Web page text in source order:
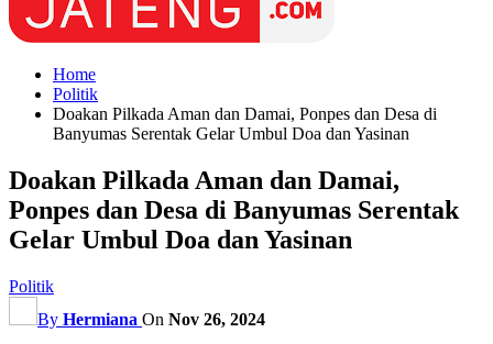
Home
Politik
Doakan Pilkada Aman dan Damai, Ponpes dan Desa di
Banyumas Serentak Gelar Umbul Doa dan Yasinan
Doakan Pilkada Aman dan Damai,
Ponpes dan Desa di Banyumas Serentak
Gelar Umbul Doa dan Yasinan
Politik
By Hermiana On Nov 26, 2024